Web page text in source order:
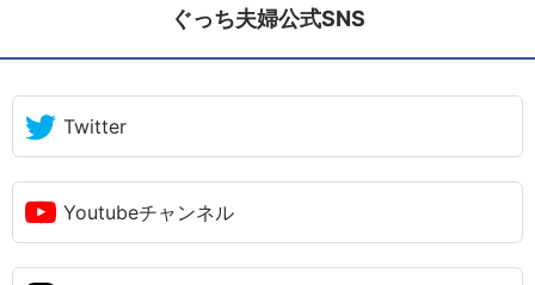
ぐっち夫婦公式SNS
Twitter
Youtubeチャンネル